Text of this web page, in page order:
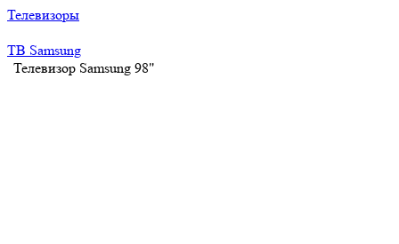
Телевизоры
ТВ Samsung
Телевизор Samsung 98"